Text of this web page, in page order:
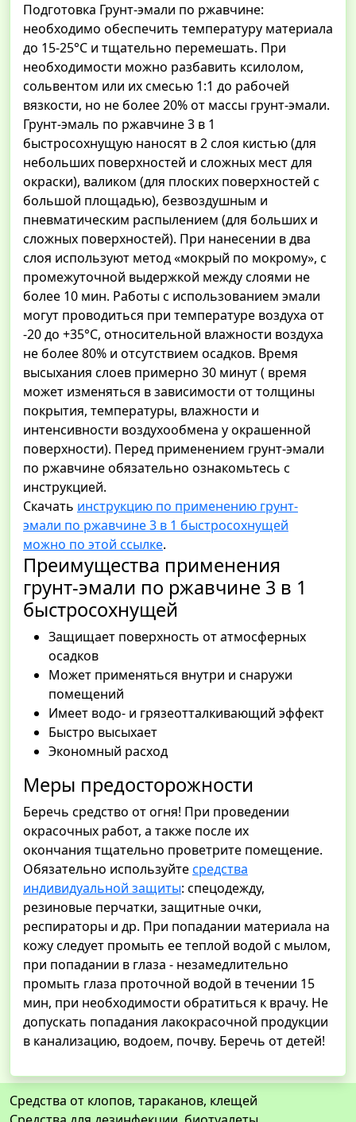
Подготовка Грунт-эмали по ржавчине:
необходимо обеспечить температуру материала
до 15-25°С и тщательно перемешать. При
необходимости можно разбавить ксилолом,
сольвентом или их смесью 1:1 до рабочей
вязкости, но не более 20% от массы грунт-эмали.
Грунт-эмаль по ржавчине 3 в 1
быстросохнущую наносят в 2 слоя кистью (для
небольших поверхностей и сложных мест для
окраски), валиком (для плоских поверхностей с
большой площадью), безвоздушным и
пневматическим распылением (для больших и
сложных поверхностей). При нанесении в два
слоя используют метод «мокрый по мокрому», с
промежуточной выдержкой между слоями не
более 10 мин. Работы с использованием эмали
могут проводиться при температуре воздуха от
-20 до +35°С, относительной влажности воздуха
не более 80% и отсутствием осадков. Время
высыхания слоев примерно 30 минут ( время
может изменяться в зависимости от толщины
покрытия, температуры, влажности и
интенсивности воздухообмена у окрашенной
поверхности). Перед применением грунт-эмали
по ржавчине обязательно ознакомьтесь с
инструкцией.
Скачать инструкцию по применению грунт-
эмали по ржавчине 3 в 1 быстросохнущей
можно по этой ссылке.
Преимущества применения
грунт-эмали по ржавчине 3 в 1
быстросохнущей
Защищает поверхность от атмосферных
осадков
Может применяться внутри и снаружи
помещений
Имеет водо- и грязеотталкивающий эффект
Быстро высыхает
Экономный расход
Меры предосторожности
Беречь средство от огня! При проведении
окрасочных работ, а также после их
окончания тщательно проветрите помещение.
Обязательно используйтесредства
индивидуальной защиты: спецодежду,
резиновые перчатки, защитные очки,
респираторы и др. При попадании материала на
кожу следует промыть ее теплой водой с мылом,
при попадании в глаза - незамедлительно
промыть глаза проточной водой в течении 15
мин, при необходимости обратиться к врачу. Не
допускать попадания лакокрасочной продукции
в канализацию, водоем, почву. Беречь от детей!
Средства от клопов, тараканов, клещей